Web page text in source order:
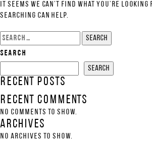
It seems we can’t find what you’re looking
searching can help.
Search
for:
Search
Search
Recent Posts
Recent Comments
No comments to show.
Archives
No archives to show.